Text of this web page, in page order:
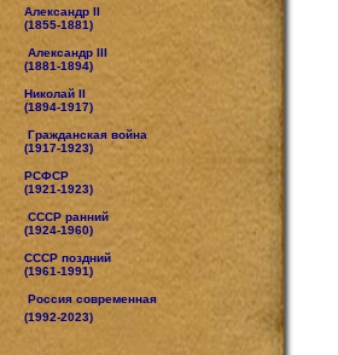
Александр II
(1855-1881)
Александр III
(1881-1894)
Николай II
(1894-1917)
Гражданская война
(1917-1923)
РСФСР
(1921-1923)
СССР ранний
(1924-1960)
СССР поздний
(1961-1991)
Россия современная
(1992-2023)